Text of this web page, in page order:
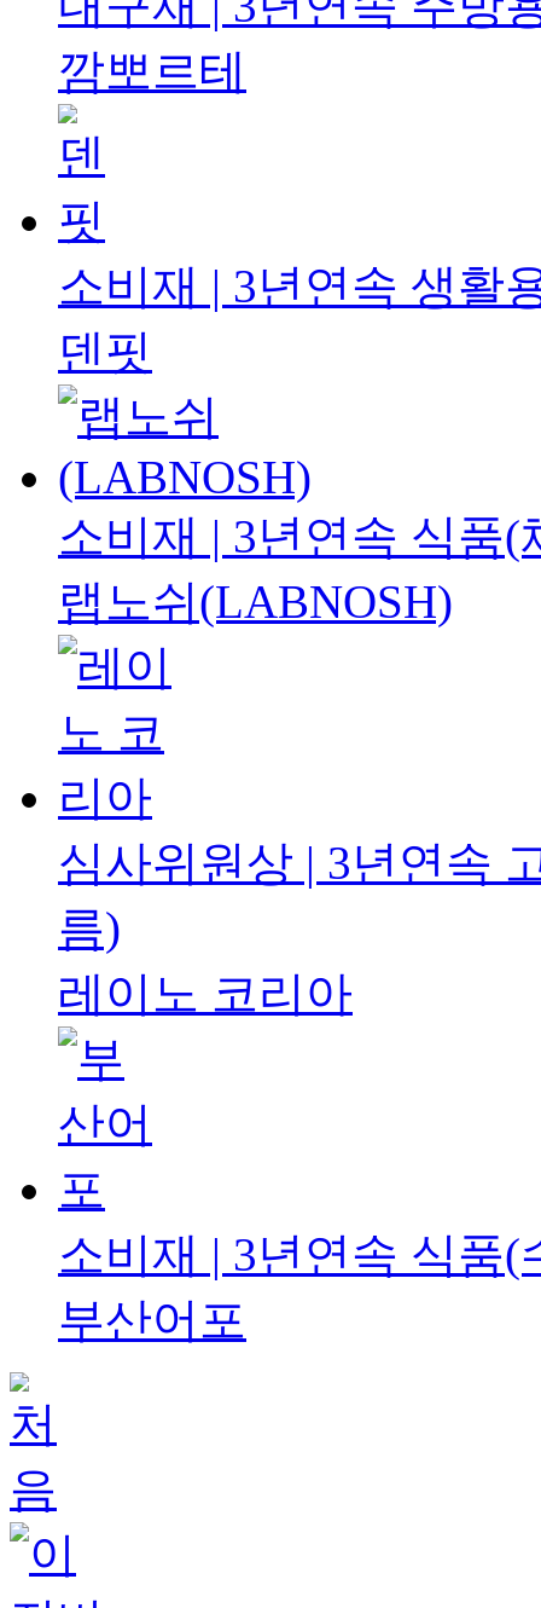
깜뽀르테
소비재 | 3년연속 생활
덴핏
소비재 | 3년연속 식품(
랩노쉬(LABNOSH)
심사위원상 | 3년연속
름)
레이노 코리아
소비재 | 3년연속 식품(
부산어포